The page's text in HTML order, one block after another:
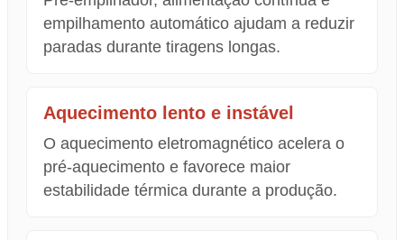
empilhamento automático ajudam a reduzir
paradas durante tiragens longas.
Aquecimento lento e instável
O aquecimento eletromagnético acelera o
pré-aquecimento e favorece maior
estabilidade térmica durante a produção.